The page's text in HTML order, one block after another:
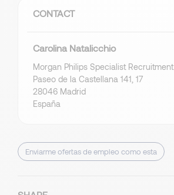
CONTACT
Carolina Natalicchio
Morgan Philips Specialist Recruitment
Paseo de la Castellana 141, 17
28046 Madrid
España
Enviarme ofertas de empleo como esta